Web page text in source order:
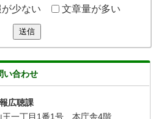
少ない 文章量が多い
送信
い合わせ
広聴課
一丁目1番1号 本庁舎4階